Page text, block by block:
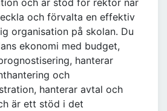
och är stöd för rektor när
och förvalta en effektiv
organisation på skolan. Du
ekonomi med budget,
hanterar
och
hanterar avtal och
är ett stöd i det